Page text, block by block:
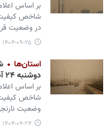
بر اساس
شاخص کیفیت
در وضعیت
۱۴۰۴-۰۹-۲۵ ۰۷:۳۸
استان‌ها
دوشنبه ۲۴ آذر ۱۴۰۴
بر اساس
شاخص کیفیت
وضعیت
۱۴۰۴-۰۹-۲۴ ۰۷:۳۳